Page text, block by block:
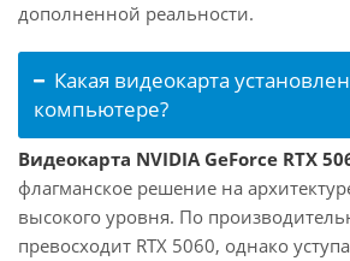
дополненной реальности.
Какая видеокарта
компьютере?
Видеокарта NVIDIA GeForce RTX
флагманское решение на
высокого уровня. По
превосходит RTX 5060, однако